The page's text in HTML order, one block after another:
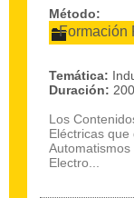
Método:
Formación
Temática:
Duración:
Los
Eléctricas
Electro...